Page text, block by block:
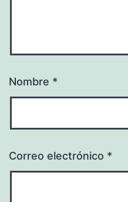
Nombre *
Correo electrónico *